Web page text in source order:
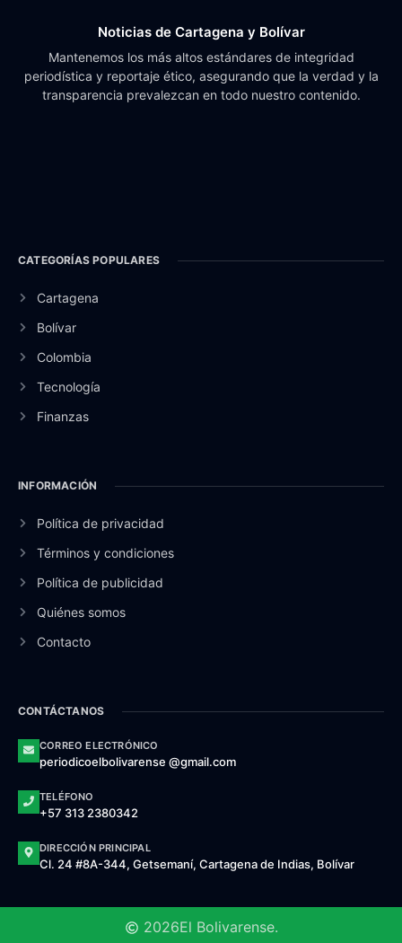
Noticias de Cartagena y Bolívar
Mantenemos los más altos estándares de integridad
periodística y reportaje ético, asegurando que la verdad y la
transparencia prevalezcan en todo nuestro contenido.
CATEGORÍAS POPULARES
Cartagena
Bolívar
Colombia
Tecnología
Finanzas
INFORMACIÓN
Política de privacidad
Términos y condiciones
Política de publicidad
Quiénes somos
Contacto
CONTÁCTANOS
CORREO ELECTRÓNICO
periodicoelbolivarense @gmail.com
TELÉFONO
+57 313 2380342
DIRECCIÓN PRINCIPAL
Cl. 24 #8A-344, Getsemaní, Cartagena de Indias, Bolívar
2026El Bolivarense.